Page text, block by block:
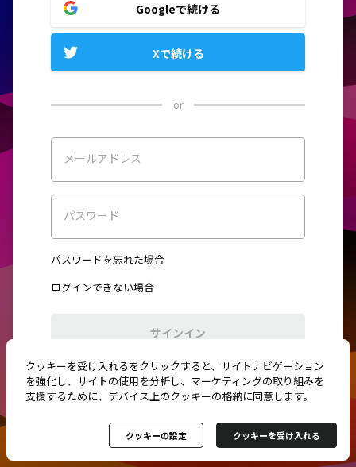
Googleで続ける
Xで続ける
or
メールアドレス
パスワード
パスワードを忘れた場合
ログインできない場合
サインイン
初めてご利用ですか？新規登録
クッキーを受け入れるをクリックすると、サイトナビゲーション
を強化し、サイトの使用を分析し、マーケティングの取り組みを
支援するために、デバイス上のクッキーの格納に同意します。
クッキーの設定 クッキーを受け入れる